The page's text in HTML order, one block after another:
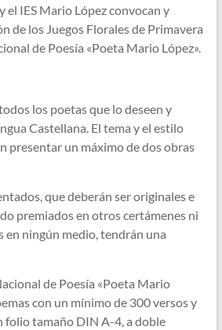
el IES Mario López convocan y
de los Juegos Florales de Primavera
de Poesía «Poeta Mario López».
los poetas que lo deseen y
Castellana. El tema y el estilo
presentar un máximo de dos obras
que deberán ser originales e
premiados en otros certámenes ni
en ningún medio, tendrán una
de Poesía «Poeta Mario
con un mínimo de 300 versos y
folio tamaño DIN A-4, a doble